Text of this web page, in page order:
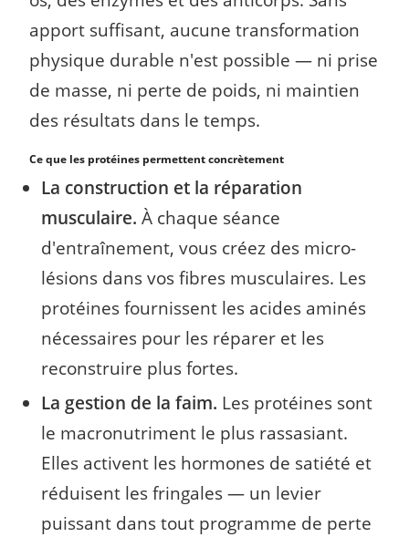
apport suffisant, aucune transformation
physique durable n'est possible — ni prise
de masse, ni perte de poids, ni maintien
des résultats dans le temps.
Ce que les protéines permettent concrètement
La construction et la réparation
musculaire. À chaque séance
d'entraînement, vous créez des micro-
lésions dans vos fibres musculaires. Les
protéines fournissent les acides aminés
nécessaires pour les réparer et les
reconstruire plus fortes.
La gestion de la faim. Les protéines sont
le macronutriment le plus rassasiant.
Elles activent les hormones de satiété et
réduisent les fringales — un levier
puissant dans tout programme de perte